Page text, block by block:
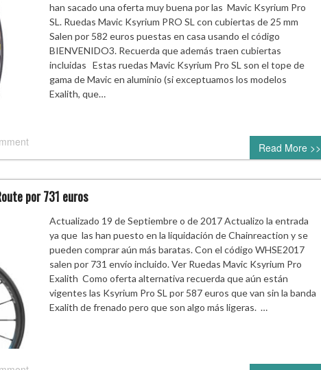
han sacado una oferta muy buena por las Mavic Ksyrium Pro
SL. Ruedas Mavic Ksyrium PRO SL con cubiertas de 25 mm
Salen por 582 euros puestas en casa usando el código
BIENVENIDO3. Recuerda que además traen cubiertas
incluidas Estas ruedas Mavic Ksyrium Pro SL son el tope de
gama de Mavic en aluminio (si exceptuamos los modelos
Exalith, que…
Read More >>
por 731 euros
Actualizado 19 de Septiembre o de 2017 Actualizo la entrada
ya que las han puesto en la liquidación de Chainreaction y se
pueden comprar aún más baratas. Con el código WHSE2017
salen por 731 envío incluido. Ver Ruedas Mavic Ksyrium Pro
Exalith Como oferta alternativa recuerda que aún están
vigentes las Ksyrium Pro SL por 587 euros que van sin la banda
Exalith de frenado pero que son algo más ligeras. …